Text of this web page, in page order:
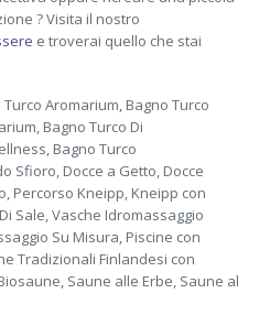
? Visita il nostro
e troverai quello che stai
Aromarium, Bagno Turco
Bagno Turco Di
Bagno Turco
Sfioro, Docce a Getto, Docce
Percorso Kneipp, Kneipp con
Sale, Vasche Idromassaggio
Su Misura, Piscine con
Tradizionali Finlandesi con
Saune alle Erbe, Saune al